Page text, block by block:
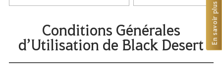
Conditions Générales
d’Utilisation de Black Desert En savoir plus